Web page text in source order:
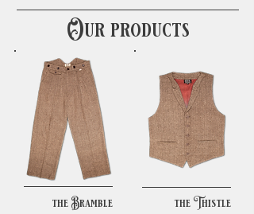
Our products
the Bramble the Thistle